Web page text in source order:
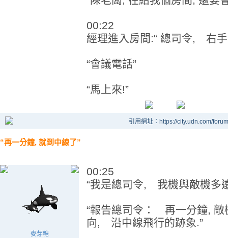
00:22
經理進入房間:“ 總司令, 右
“會議電話”
“馬上來!”
引用網址：https://city.udn.com/
“再一分鐘, 就到中線了”
麥芽糖
00:25
“我是總司令, 我機與敵機多
“報告總司令： 再一分鐘,
向, 沿中線飛行的跡象.”